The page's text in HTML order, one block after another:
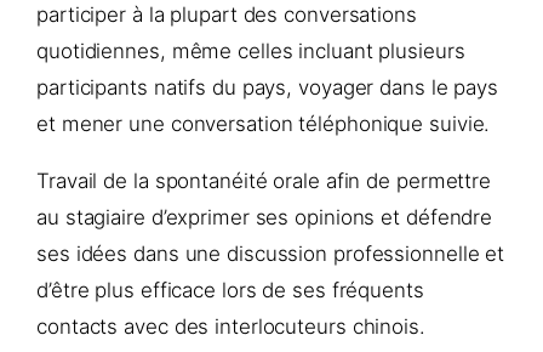
participer à la plupart des conversations
quotidiennes, même celles incluant plusieurs
participants natifs du pays, voyager dans le pays
et mener une conversation téléphonique suivie.
Travail de la spontanéité orale afin de permettre
au stagiaire d’exprimer ses opinions et défendre
ses idées dans une discussion professionnelle et
d’être plus efficace lors de ses fréquents
contacts avec des interlocuteurs chinois.